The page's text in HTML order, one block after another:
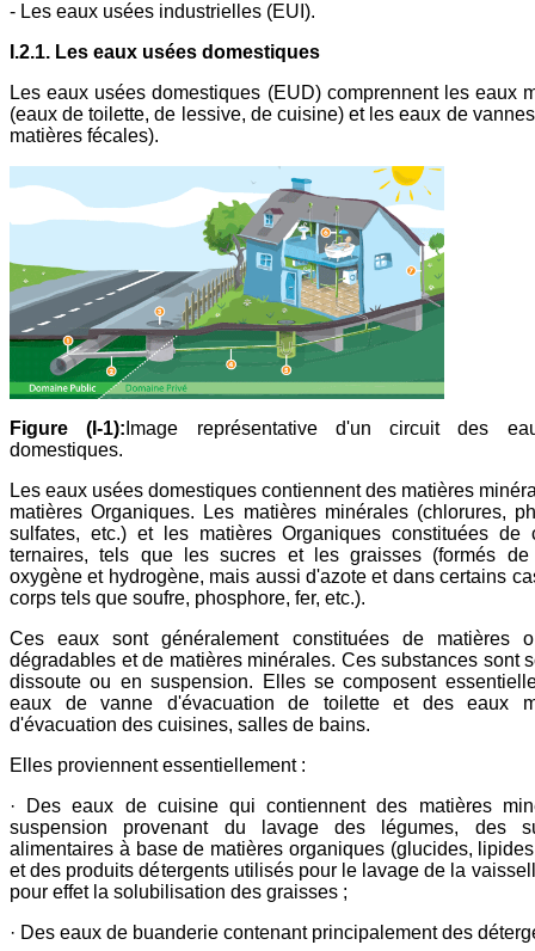
- Les eaux usées industrielles (EUI).
I.2.1. Les eaux usées domestiques
Les eaux usées domestiques (EUD) comprennent les eaux
(eaux de toilette, de lessive, de cuisine) et les eaux de
matières fécales).
Figure (I-1): Image représentative d'un circuit des
domestiques.
Les eaux usées domestiques contiennent des matières
matières Organiques. Les matières minérales (chlorures,
sulfates, etc.) et les matières Organiques constituées de
ternaires, tels que les sucres et les graisses (formés de
oxygène et hydrogène, mais aussi d'azote et dans certains
corps tels que soufre, phosphore, fer, etc.).
Ces eaux sont généralement constituées de matières
dégradables et de matières minérales. Ces substances sont
dissoute ou en suspension. Elles se composent
eaux de vanne d'évacuation de toilette et des eaux
d'évacuation des cuisines, salles de bains.
Elles proviennent essentiellement :
· Des eaux de cuisine qui contiennent des matières
suspension provenant du lavage des légumes, des
alimentaires à base de matières organiques (glucides,
et des produits détergents utilisés pour le lavage de la
pour effet la solubilisation des graisses ;
· Des eaux de buanderie contenant principalement des